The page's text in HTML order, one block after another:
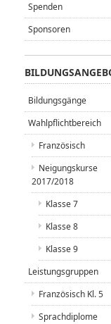
Spenden
Sponsoren
Bildungsgänge
Wahlpflichtbereich
Französisch
Neigungskurse
2017/2018
Klasse 7
Klasse 8
Klasse 9
Leistungsgruppen
Französisch Kl. 5
Sprachdiplome